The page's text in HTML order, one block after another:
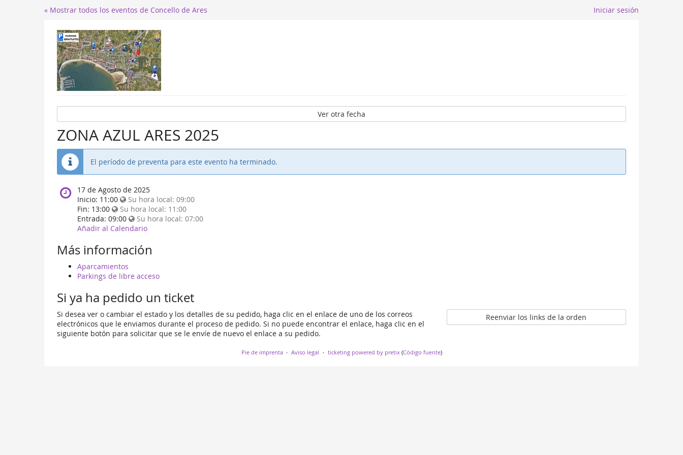
Iniciar sesión
« Mostrar todos los eventos de Concello de Ares
Ver otra fecha
ZONA AZUL ARES 2025
El período de preventa para este evento ha terminado.
When
does
the
event
happen?
17 de Agosto de 2025
Inicio: 11:00 Su hora local: 09:00
Fin: 13:00 Su hora local: 11:00
Entrada: 09:00 Su hora local: 07:00
Añadir al Calendario
Más información
Aparcamientos
Parkings de libre acceso
Si ya ha pedido un ticket
Si desea ver o cambiar el estado y los detalles de su pedido, haga clic en el enlace de uno de los correos
electrónicos que le enviamos durante el proceso de pedido. Si no puede encontrar el enlace, haga clic en el
siguiente botón para solicitar que se le envíe de nuevo el enlace a su pedido.
Reenviar los links de la orden
Pie de imprenta Aviso legal ticketing powered by pretix(Código fuente)